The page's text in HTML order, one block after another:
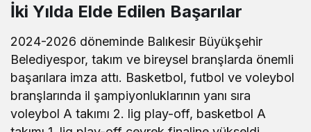
İki Yılda Elde Edilen Başarılar
2024-2026 döneminde Balıkesir Büyükşehir
Belediyespor, takım ve bireysel branşlarda önemli
başarılara imza attı. Basketbol, futbol ve voleybol
branşlarında il şampiyonluklarının yanı sıra
voleybol A takımı 2. lig play-off, basketbol A